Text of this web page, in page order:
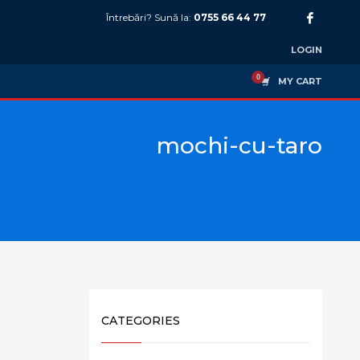
Întrebări? Sună la: 0755 66 44 77
LOGIN
MY CART
mochi-cu-taro
CATEGORIES